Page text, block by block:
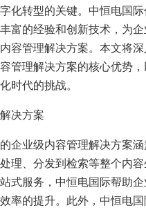
化转型的关键。中恒电国
富的经验和创新技术，为
容管理解决方案。本文将
管理解决方案的核心优势
时代的挑战。
决方案
企业级内容管理解决方案
理、分发到检索等整个内容
式服务，中恒电国际帮助
率的提升。此外，中恒电